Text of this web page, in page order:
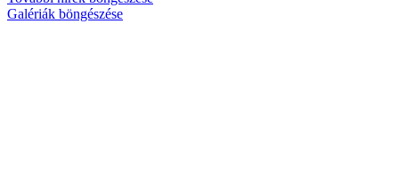
Galériák böngészése